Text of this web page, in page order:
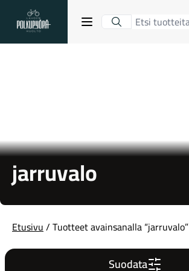
Lahden Polkupyörähuolto - etusivulle
Avaa sulje valikko
Gravel-pyörät
jarruvalo
Etusivu/ Tuotteet avainsanalla “jarruvalo”
Suodata